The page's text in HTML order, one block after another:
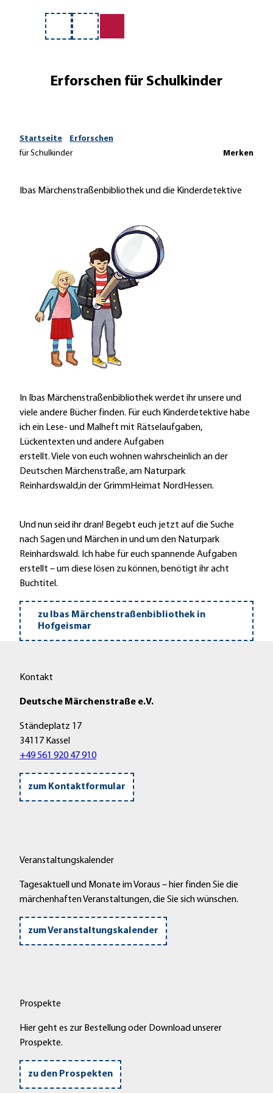
Merkzettel
Suche
Erforschen für Schulkinder
Startseite
Erforschen
für Schulkinder
Merken
Ibas Märchenstraßenbibliothek und die Kinderdetektive
In Ibas Märchenstraßenbibliothek werdet ihr unsere und
viele andere Bücher finden. Für euch Kinderdetektive habe
ich ein Lese- und Malheft mit Rätselaufgaben,
Lückentexten und andere Aufgaben
erstellt. Viele von euch wohnen wahrscheinlich an der
Deutschen Märchenstraße, am Naturpark
Reinhardswald,in der GrimmHeimat NordHessen.
Und nun seid ihr dran! Begebt euch jetzt auf die Suche
nach Sagen und Märchen in und um den Naturpark
Reinhardswald. Ich habe für euch spannende Aufgaben
erstellt – um diese lösen zu können, benötigt ihr acht
Buchtitel.
zu Ibas Märchenstraßenbibliothek in
Hofgeismar
Kontakt
Deutsche Märchenstraße e.V.
Ständeplatz 17
34117 Kassel
+49 561 920 47 910
zum Kontaktformular
Veranstaltungskalender
Tagesaktuell und Monate im Voraus – hier finden Sie die
märchenhaften Veranstaltungen, die Sie sich wünschen.
zum Veranstaltungskalender
Prospekte
Hier geht es zur Bestellung oder Download unserer
Prospekte.
zu den Prospekten